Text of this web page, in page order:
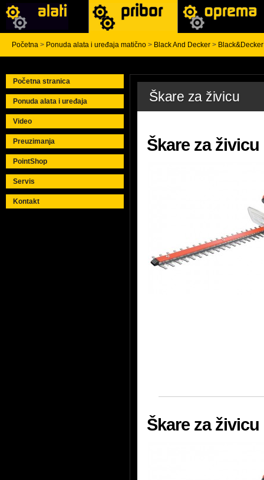
Početna > Ponuda alata i uređaja matično > Black And Decker >
Početna stranica
Ponuda alata i uređaja
Video
Preuzimanja
PointShop
Servis
Kontakt
Škare za živicu
Škare za
Škare za